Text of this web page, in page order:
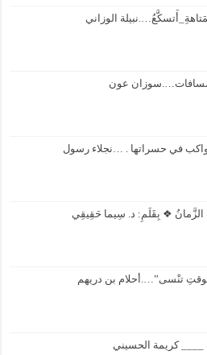
الوزاني
عون
في حسراتها . …نجلاء رسول
❖ بِقَلَمِ: د. سِيما حَقِيقِي
تنْسى”….أحلام بن دريهم
____ كريمة الحسيني